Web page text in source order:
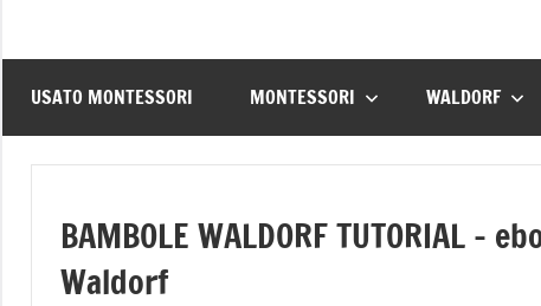
USATO MONTESSORI MONTESSORI WALDORF
BAMBOLE WALDORF TUTORIAL
Waldorf